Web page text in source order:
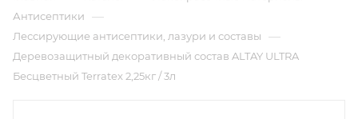
Антисептики —
Лессирующие антисептики, лазури и составы —
Деревозащитный декоративный состав ALTAY ULTRA
Бесцветный Terratex 2,25кг / 3л